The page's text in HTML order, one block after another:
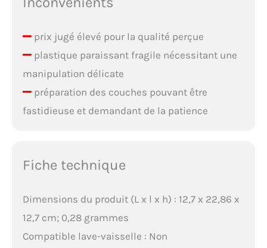
prix jugé élevé pour la qualité perçue
plastique paraissant fragile nécessitant une
manipulation délicate
préparation des couches pouvant être
fastidieuse et demandant de la patience
Fiche technique
Dimensions du produit (L x l x h) : 12,7 x 22,86 x
12,7 cm; 0,28 grammes
Compatible lave-vaisselle : Non